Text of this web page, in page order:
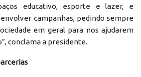
educativo, esporte e lazer, e
campanhas, pedindo sempre
em geral para nos ajudarem
conclama a presidente.